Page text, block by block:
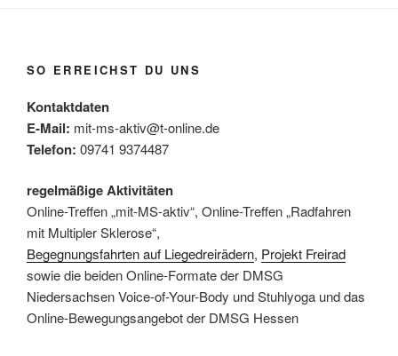
SO ERREICHST DU UNS
Kontaktdaten
E-Mail: mit-ms-aktiv@t-online.de
Telefon: 09741 9374487
regelmäßige Aktivitäten
Online-Treffen „mit-MS-aktiv“, Online-Treffen „Radfahren
mit Multipler Sklerose“,
Begegnungsfahrten auf Liegedreirädern, Projekt Freirad
sowie die beiden Online-Formate der DMSG
Niedersachsen Voice-of-Your-Body und Stuhlyoga und das
Online-Bewegungsangebot der DMSG Hessen